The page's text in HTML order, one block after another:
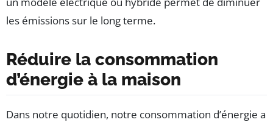
les émissions sur le long terme.
Réduire la consommation
d’énergie à la maison
Dans notre quotidien, notre consommation d’énergie a